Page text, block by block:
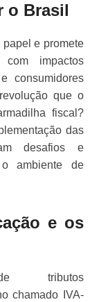
o Brasil
e promete
com impactos
consumidores
que o
fiscal?
das
desafios e
ambiente de
e os
tributos
chamado IVA-